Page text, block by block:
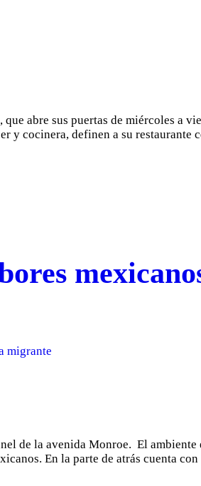
abre sus puertas de miércoles a
cocinera, definen a su restaurante
migrante
de la avenida Monroe. El ambiente
En la parte de atrás cuenta